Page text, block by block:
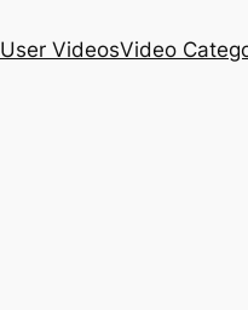
User VideosVideo